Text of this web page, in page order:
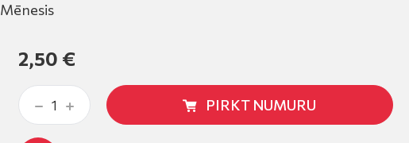
2,50 €
PIRKT NUMURU